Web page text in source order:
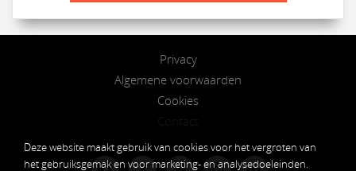
Privacy
Algemene voorwaarden
Cookies
Deze website maakt gebruik van cookies voor het vergroten van
het gebruiksgemak en voor marketing- en analysedoeleinden.